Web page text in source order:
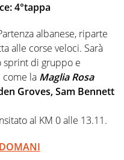
nel ruolo di libero. Cura
4°tappa
albanese, riparte
alle corse veloci. Sarà
sprint di gruppo e
come la Maglia Rosa
Groves, Sam Bennett
al KM 0 alle 13.11.